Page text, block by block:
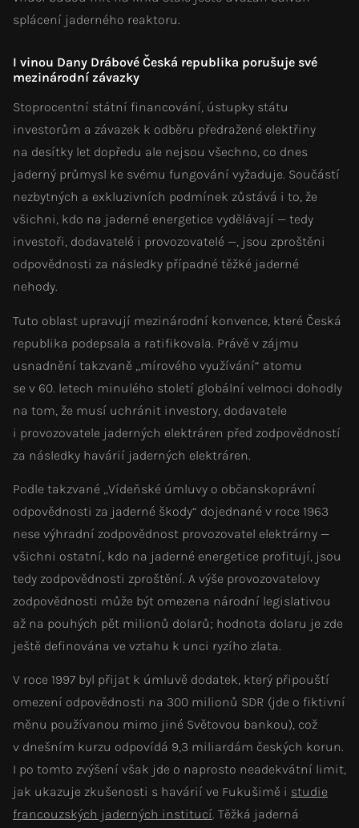
splácení jaderného reaktoru.
I vinou Dany Drábové Česká republika porušuje své
mezinárodní závazky
Stoprocentní státní financování, ústupky státu
investorům a závazek k odběru předražené elektřiny
na desítky let dopředu ale nejsou všechno, co dnes
jaderný průmysl ke svému fungování vyžaduje. Součástí
nezbytných a exkluzivních podmínek zůstává i to, že
všichni, kdo na jaderné energetice vydělávají — tedy
investoři, dodavatelé i provozovatelé —, jsou zproštěni
odpovědnosti za následky případné těžké jaderné
nehody.
Tuto oblast upravují mezinárodní konvence, které Česká
republika podepsala a ratifikovala. Právě v zájmu
usnadnění takzvaně „mírového využívání“ atomu
se v 60. letech minulého století globální velmoci dohodly
na tom, že musí uchránit investory, dodavatele
i provozovatele jaderných elektráren před zodpovědností
za následky havárií jaderných elektráren.
Podle takzvané „Vídeňské úmluvy o občanskoprávní
odpovědnosti za jaderné škody“ dojednané v roce 1963
nese výhradní zodpovědnost provozovatel elektrárny —
všichni ostatní, kdo na jaderné energetice profitují, jsou
tedy zodpovědnosti zproštění. A výše provozovatelovy
zodpovědnosti může být omezena národní legislativou
až na pouhých pět milionů dolarů; hodnota dolaru je zde
ještě definována ve vztahu k unci ryzího zlata.
V roce 1997 byl přijat k úmluvě dodatek, který připouští
omezení odpovědnosti na 300 milionů SDR (jde o fiktivní
měnu používanou mimo jiné Světovou bankou), což
v dnešním kurzu odpovídá 9,3 miliardám českých korun.
I po tomto zvýšení však jde o naprosto neadekvátní limit,
jak ukazuje zkušenosti s havárií ve Fukušimě i studie
francouzských jaderných institucí. Těžká jaderná